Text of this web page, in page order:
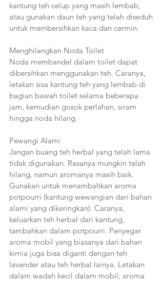
kantung teh celup yang masih lembab,
atau gunakan daun teh yang telah diseduh
untuk membersihkan kaca dan cermin.
Menghilangkan Noda Toilet
Noda membandel dalam toilet dapat
dibersihkan menggunakan teh. Caranya,
letakan sisa kantung teh yang lembab di
bagian bawah toilet selama beberapa
jam, kemudian gosok perlahan, siram
hingga noda hilang.
Pewangi Alami
Jangan buang teh herbal yang telah lama
tidak digunakan. Rasanya mungkin telah
hilang, namun aromanya masih baik.
Gunakan untuk menambahkan aroma
potpourri (kantung wewangian dari bahan
alami yang dikeringkan). Caranya,
keluarkan teh herbal dari kantung,
tambahkan dalam potpourri. Penyegar
aroma mobil yang biasanya dari bahan
kimia juga bisa diganti dengan teh
lavender atau teh herbal lainya. Letakan
dalam wadah kecil dalam mobil, aroma